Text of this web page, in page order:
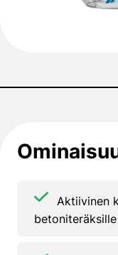
Aktiivinen